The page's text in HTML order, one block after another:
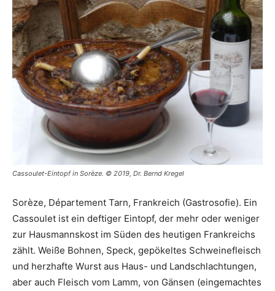
Cassoulet-Eintopf in Sorèze. © 2019, Dr. Bernd Kregel
Sorèze, Département Tarn, Frankreich (Gastrosofie). Ein
Cassoulet ist ein deftiger Eintopf, der mehr oder weniger
zur Hausmannskost im Süden des heutigen Frankreichs
zählt. Weiße Bohnen, Speck, gepökeltes Schweinefleisch
und herzhafte Wurst aus Haus- und Landschlachtungen,
aber auch Fleisch vom Lamm, von Gänsen (eingemachtes